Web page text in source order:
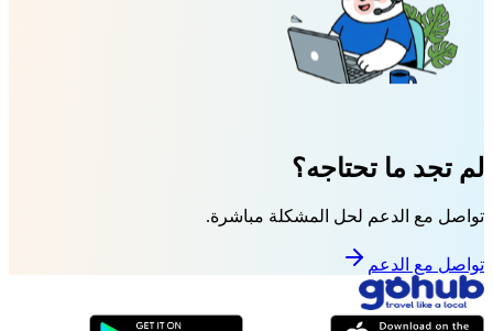
لم تجد ما تحتاجه؟
تواصل مع الدعم لحل المشكلة مباشرة.
تواصل مع الدعم